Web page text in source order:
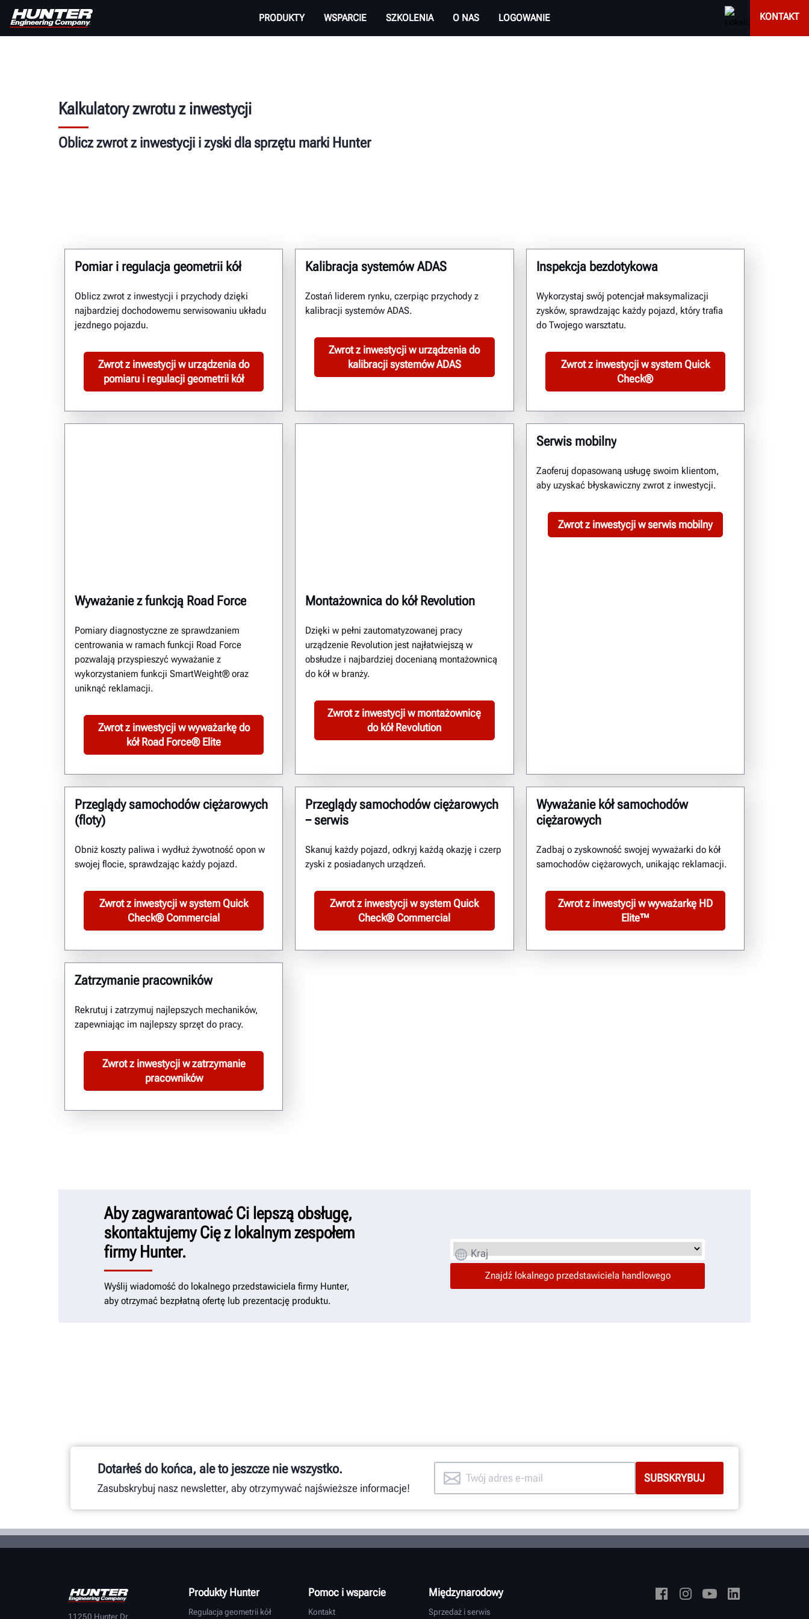
PRODUKTY WSPARCIE SZKOLENIA O NAS LOGOWANIE KONTAKT
Kalkulatory zwrotu z inwestycji
Oblicz zwrot z inwestycji i zyski dla sprzętu marki Hunter
Pomiar i regulacja geometrii kół
Oblicz zwrot z inwestycji i przychody dzięki
najbardziej dochodowemu serwisowaniu układu
jezdnego pojazdu.
Zwrot z inwestycji w urządzenia do
pomiaru i regulacji geometrii kół
Kalibracja systemów ADAS
Zostań liderem rynku, czerpiąc przychody z
kalibracji systemów ADAS.
Zwrot z inwestycji w urządzenia do
kalibracji systemów ADAS
Inspekcja bezdotykowa
Wykorzystaj swój potencjał maksymalizacji
zysków, sprawdzając każdy pojazd, który trafia
do Twojego warsztatu.
Zwrot z inwestycji w system Quick
Check®
Wyważanie z funkcją Road Force
Pomiary diagnostyczne ze sprawdzaniem
centrowania w ramach funkcji Road Force
pozwalają przyspieszyć wyważanie z
wykorzystaniem funkcji SmartWeight® oraz
uniknąć reklamacji.
Zwrot z inwestycji w wyważarkę do
kół Road Force® Elite
Montażownica do kół Revolution
Dzięki w pełni zautomatyzowanej pracy
urządzenie Revolution jest najłatwiejszą w
obsłudze i najbardziej docenianą montażownicą
do kół w branży.
Zwrot z inwestycji w montażownicę
do kół Revolution
Serwis mobilny
Zaoferuj dopasowaną usługę swoim klientom,
aby uzyskać błyskawiczny zwrot z inwestycji.
Zwrot z inwestycji w serwis mobilny
Przeglądy samochodów ciężarowych
(floty)
Obniż koszty paliwa i wydłuż żywotność opon w
swojej flocie, sprawdzając każdy pojazd.
Zwrot z inwestycji w system Quick
Check® Commercial
Przeglądy samochodów ciężarowych
− serwis
Skanuj każdy pojazd, odkryj każdą okazję i czerp
zyski z posiadanych urządzeń.
Zwrot z inwestycji w system Quick
Check® Commercial
Wyważanie kół samochodów
ciężarowych
Zadbaj o zyskowność swojej wyważarki do kół
samochodów ciężarowych, unikając reklamacji.
Zwrot z inwestycji w wyważarkę HD
Elite™
Zatrzymanie pracowników
Rekrutuj i zatrzymuj najlepszych mechaników,
zapewniając im najlepszy sprzęt do pracy.
Zwrot z inwestycji w zatrzymanie
pracowników
Aby zagwarantować Ci lepszą obsługę,
skontaktujemy Cię z lokalnym zespołem
firmy Hunter.
Wyślij wiadomość do lokalnego przedstawiciela firmy Hunter,
aby otrzymać bezpłatną ofertę lub prezentację produktu.
Kraj
Dotarłeś do końca, ale to jeszcze nie wszystko.
Zasubskrybuj nasz newsletter, aby otrzymywać najświeższe informacje!
11250 Hunter Dr
Produkty Hunter
Regulacja geometrii kół
Pomoc i wsparcie
Kontakt
Międzynarodowy
Sprzedaż i serwis